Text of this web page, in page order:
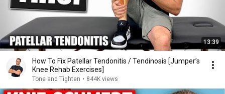
13:39
How To Fix Patellar Tendonitis / Tendinosis [Jumper’s
Knee Rehab Exercises]
Tone and Tighten • 844K views